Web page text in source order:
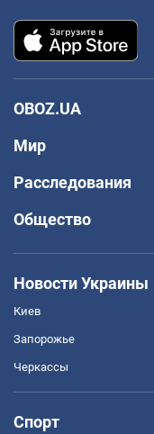
OBOZ.UA
Мир
Расследования
Общество
Новости Украины
Киев
Запорожье
Черкассы
Спорт